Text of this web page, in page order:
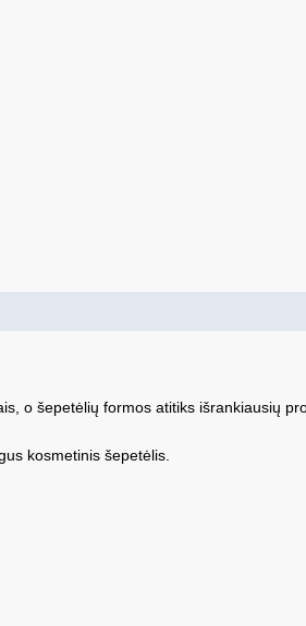
o šepetėlių formos atitiks išrankiausių
kosmetinis šepetėlis.